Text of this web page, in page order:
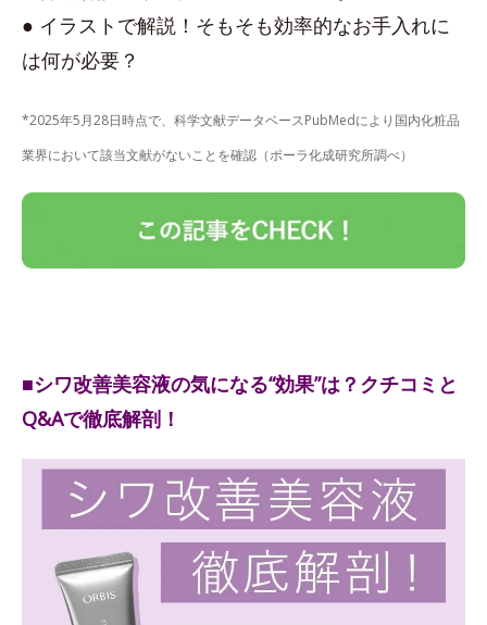
● イラストで解説！そもそも効率的なお手入れに
は何が必要？
*2025年5月28日時点で、科学文献データベースPubMedにより国内化粧品
業界において該当文献がないことを確認（ポーラ化成研究所調べ）
■シワ改善美容液の気になる“効果”は？クチコミと
Q&Aで徹底解剖！